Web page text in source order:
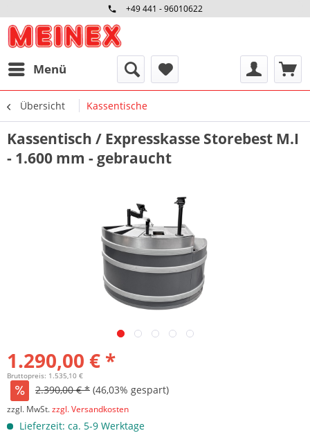
+49 441 - 96010622
Menü
Übersicht Kassentische
Kassentisch / Expresskasse Storebest M.I
- 1.600 mm - gebraucht
1.290,00 € *
Bruttopreis: 1.535,10 €
2.390,00 € * (46,03% gespart)
zzgl. MwSt.zzgl. Versandkosten
Lieferzeit: ca. 5-9 Werktage